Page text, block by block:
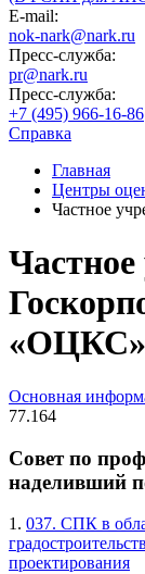
E-mail:
nok-nark@nark.ru
Пресс-служба:
pr@nark.ru
Пресс-служба:
+7 (495) 966-16-86
Справка
Главная
Центры
Частное
«ОЦКС»
Основная
77.164
Совет по
наделивший
1. 037. СПК в
проектирования